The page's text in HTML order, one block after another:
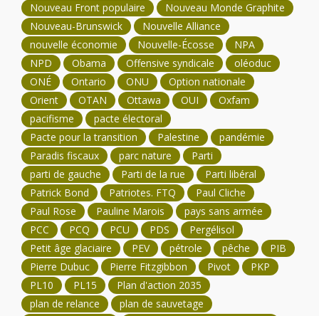
Nouveau Front populaire
Nouveau Monde Graphite
Nouveau-Brunswick
Nouvelle Alliance
nouvelle économie
Nouvelle-Écosse
NPA
NPD
Obama Offensive syndicale
oléoduc
ONÉ
Ontario ONU
Option nationale
Orient
OTAN Ottawa OUI
Oxfam
pacifisme
pacte électoral
Pacte pour la transition
Palestine
pandémie
Paradis fiscaux
parc nature
Parti
parti de gauche
Parti de la rue
Parti libéral
Patrick Bond
Patriotes. FTQ
Paul Cliche
Paul Rose
Pauline Marois
pays sans armée
PCC
PCQ PCU PDS
Pergélisol
Petit âge glaciaire
PEV pétrole pêche
PIB
Pierre Dubuc
Pierre Fitzgibbon Pivot
PKP
PL10
PL15
Plan d'action 2035
plan de relance
plan de sauvetage